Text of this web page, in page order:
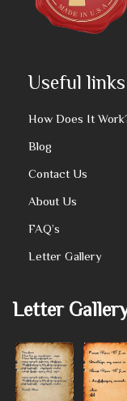
Useful links
How Does It
Blog
Contact Us
About Us
FAQ’s
Letter Gallery
Letter